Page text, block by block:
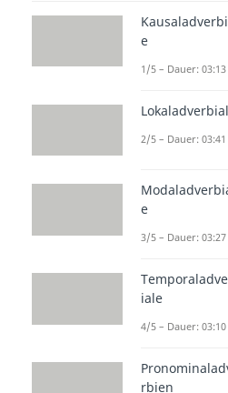
e
1/5 – Dauer: 03:13
2/5 – Dauer: 03:41
e
3/5 – Dauer: 03:27
iale
4/5 – Dauer: 03:10
rbien